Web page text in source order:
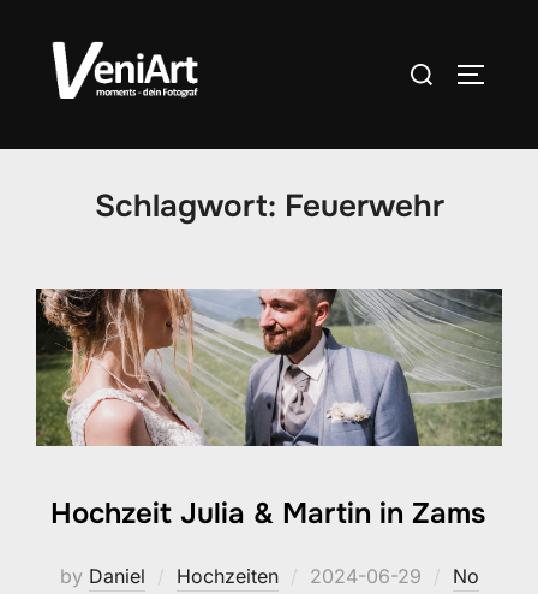
content
Search
Schlagwort: Feuerwehr
Hochzeit Julia & Martin in Zams
by Daniel Hochzeiten
Posted
2024-06-29
No